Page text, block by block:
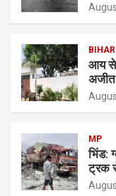
BIHAR
आय से
अजीत
MP
भिंड:
ट्रक